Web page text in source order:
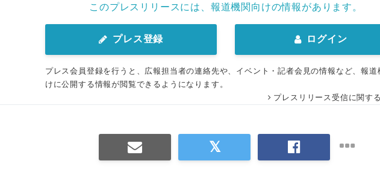
このプレスリリースには、報道機関向けの情報があります。
プレス登録 ログイン
プレス会員登録を行うと、広報担当者の連絡先や、イベント・記者会見の情報など、報道
けに公開する情報が閲覧できるようになります。
プレスリリース受信に関す